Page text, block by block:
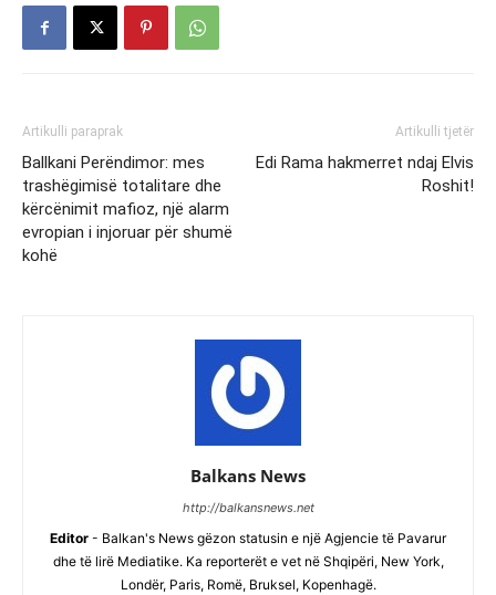
Artikulli paraprak
Ballkani Perëndimor: mes
trashëgimisë totalitare dhe
kërcënimit mafioz, një alarm
evropian i injoruar për shumë
kohë
Artikulli tjetër
Edi Rama hakmerret ndaj Elvis
Roshit!
Balkans News
http://balkansnews.net
Editor - Balkan's News gëzon statusin e një Agjencie të Pavarur
dhe të lirë Mediatike. Ka reporterët e vet në Shqipëri, New York,
Londër, Paris, Romë, Bruksel, Kopenhagë.